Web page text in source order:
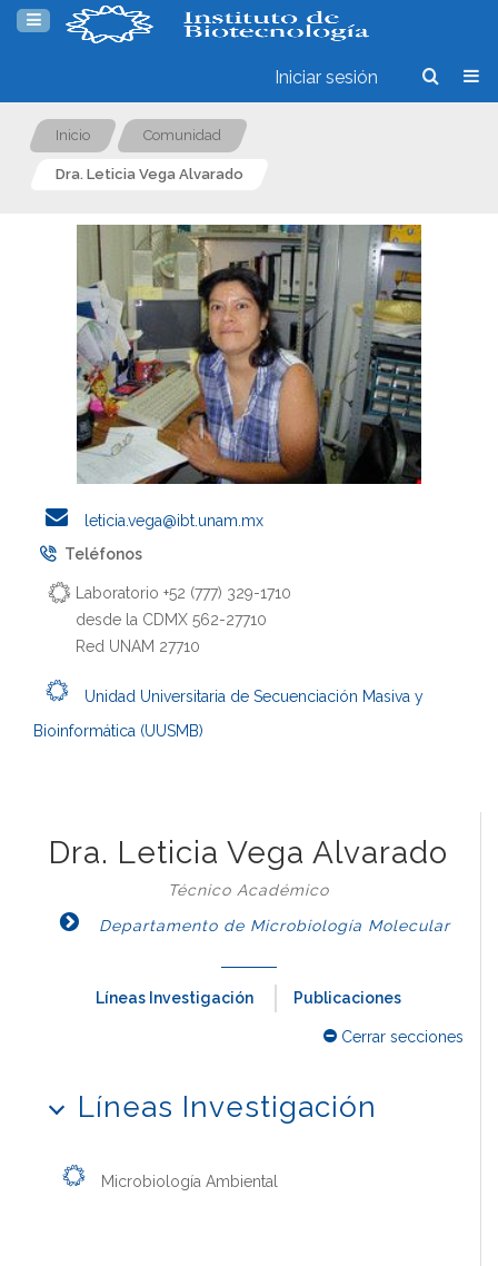
Iniciar sesión
Inicio Comunidad
Dra. Leticia Vega Alvarado
leticia.vega@ibt.unam.mx
Teléfonos
Laboratorio +52 (777) 329-1710
desde la CDMX 562-27710
Red UNAM 27710
Unidad Universitaria de Secuenciación Masiva y
Bioinformática (UUSMB)
Dra. Leticia Vega Alvarado
Técnico Académico
Departamento de Microbiología Molecular
Líneas Investigación Publicaciones
Cerrar secciones
Líneas Investigación
Microbiología Ambiental